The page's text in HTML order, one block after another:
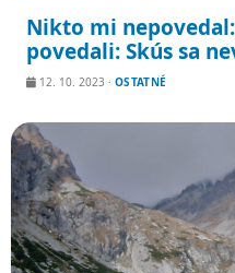
Nikto mi
povedali: Skús sa
12. 10. 2023 · OSTATNÉ